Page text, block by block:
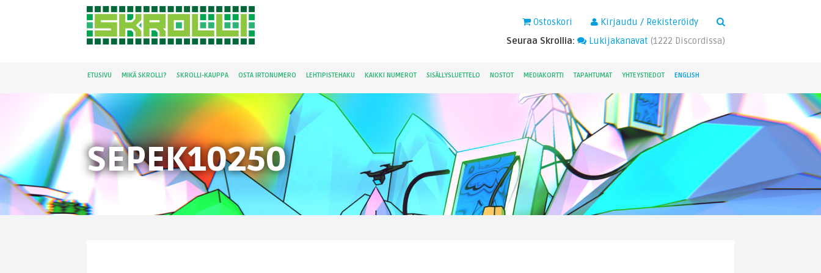
Kirjaudu / Rekisteröidy
Ostoskori
Seuraa Skrollia:
Lukijakanavat (1222 Discordissa)
ETUSIVU MIKÄ SKROLLI? SKROLLI-KAUPPA OSTA IRTONUMERO LEHTIPISTEHAKU KAIKKI NUMEROT SISÄLLYSLUETTELO NOSTOT MEDIAKORTTI TAPAHTUMAT YHTEYSTIEDOT ENGLISH
SEPEK10250